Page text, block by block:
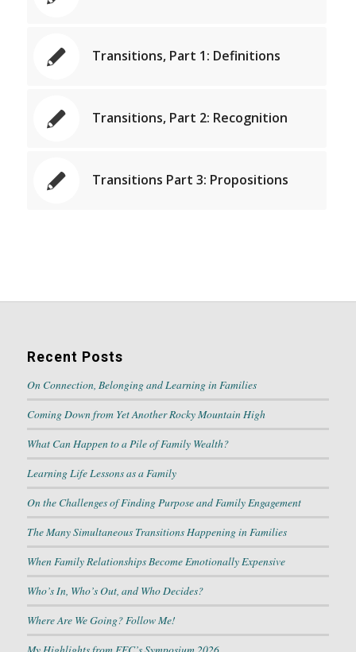
Transitions, Part 1: Definitions
Transitions, Part 2: Recognition
Transitions Part 3: Propositions
Recent Posts
On Connection, Belonging and Learning in Families
Coming Down from Yet Another Rocky Mountain High
What Can Happen to a Pile of Family Wealth?
Learning Life Lessons as a Family
On the Challenges of Finding Purpose and Family Engagement
The Many Simultaneous Transitions Happening in Families
When Family Relationships Become Emotionally Expensive
Who’s In, Who’s Out, and Who Decides?
Where Are We Going? Follow Me!